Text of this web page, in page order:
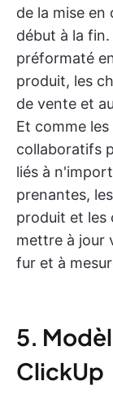
de la mise
début à la
préformaté
produit, les
de vente et
Et comme
collaboratifs
liés à
prenantes,
produit et les
mettre à jour
fur et à
5.
ClickUp